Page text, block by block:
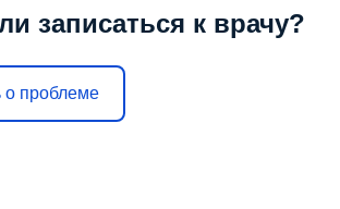
записаться к врачу?
о проблеме